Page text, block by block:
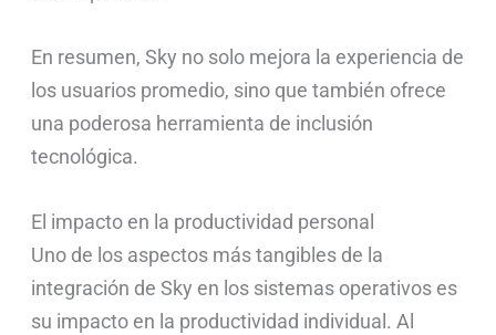
En resumen, Sky no solo mejora la experiencia de
los usuarios promedio, sino que también ofrece
una poderosa herramienta de inclusión
tecnológica.
El impacto en la productividad personal
Uno de los aspectos más tangibles de la
integración de Sky en los sistemas operativos es
su impacto en la productividad individual. Al